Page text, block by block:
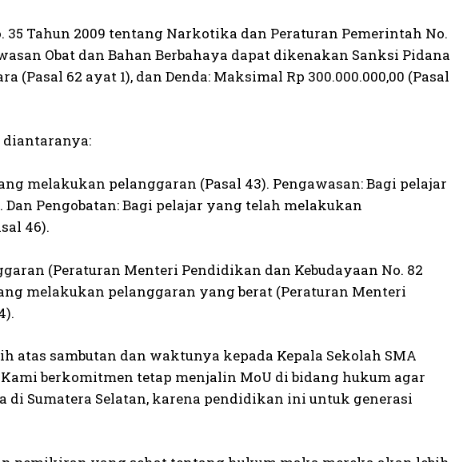
Tahun 2009 tentang Narkotika dan Peraturan Pemerintah No.
Obat dan Bahan Berbahaya dapat dikenakan Sanksi Pidana
62 ayat 1), dan Denda: Maksimal Rp 300.000.000,00 (Pasal
melakukan pelanggaran (Pasal 43). Pengawasan: Bagi pelajar
Pengobatan: Bagi pelajar yang telah melakukan
46).
(Peraturan Menteri Pendidikan dan Kebudayaan No. 82
melakukan pelanggaran yang berat (Peraturan Menteri
sambutan dan waktunya kepada Kepala Sekolah SMA
berkomitmen tetap menjalin MoU di bidang hukum agar
Sumatera Selatan, karena pendidikan ini untuk generasi